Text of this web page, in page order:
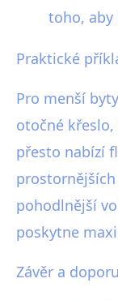
toho,
Praktické
Pro menší
otočné
přesto nabízí
pohodlnější
poskytne
Závěr a